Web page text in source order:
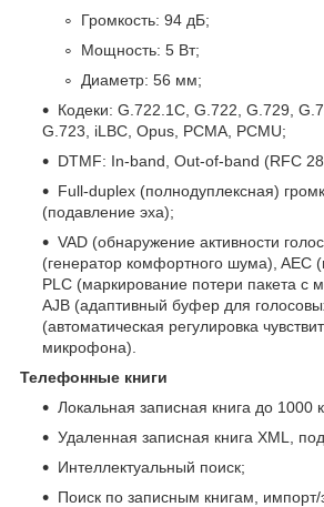
Громкость: 94 дБ;
Мощность: 5 Вт;
Диаметр: 56 мм;
Кодеки: G.722.1C, G.722, G.729,
G.723, iLBC, Opus, PCMA, PCMU;
DTMF: In-band, Out-of-band (RFC
Full-duplex (полнодуплексная)
(подавление эха);
VAD (обнаружение активности
(генератор комфортного шума), AEC
PLC (маркирование потери пакета с
AJB (адаптивный буфер для
(автоматическая регулировка
микрофона).
Телефонные книги
Локальная записная книга до 1000
Удаленная записная книга XML,
Интеллектуальный поиск;
Поиск по записным книгам, импорт/